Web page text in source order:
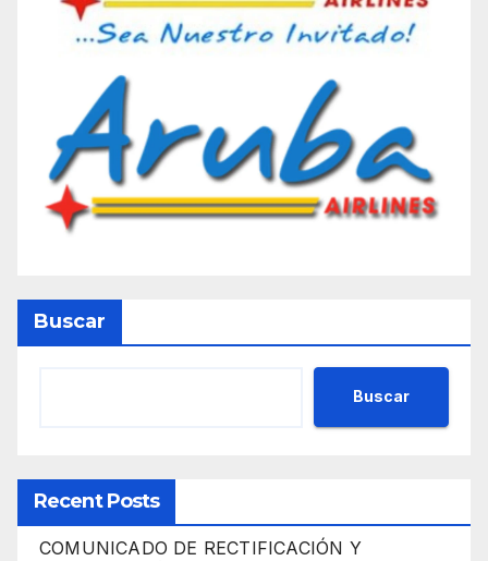
Buscar
Buscar
Recent Posts
COMUNICADO DE RECTIFICACIÓN Y